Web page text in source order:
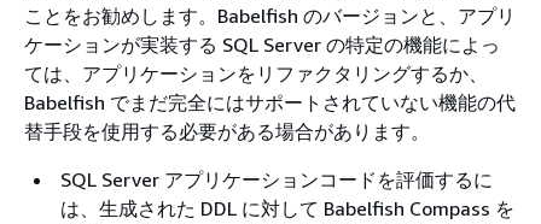
ことをお勧めします。Babelfish のバージョンと、アプリ
ケーションが実装する SQL Server の特定の機能によっ
ては、アプリケーションをリファクタリングするか、
Babelfish でまだ完全にはサポートされていない機能の代
替手段を使用する必要がある場合があります。
SQL Server アプリケーションコードを評価するに
は、生成された DDL に対して Babelfish Compass を